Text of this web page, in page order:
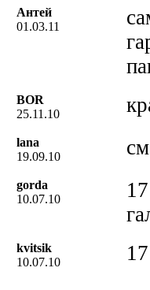
Антей
01.03.11
BOR
25.11.10
lana
19.09.10
gorda
10.07.10
kvitsik
10.07.10